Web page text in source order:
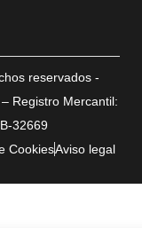
reservados -
Registro Mercantil:
32669
CookiesAviso legal